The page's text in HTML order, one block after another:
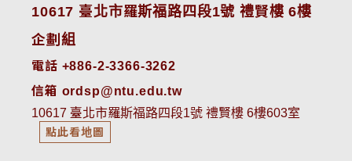
10617 臺北市羅斯福路四段1號 禮賢樓 6樓
企劃組
電話 +886-2-3366-3262
信箱 ordsp@ntu.edu.tw
10617 臺北市羅斯福路四段1號 禮賢樓 6樓603室
點此看地圖